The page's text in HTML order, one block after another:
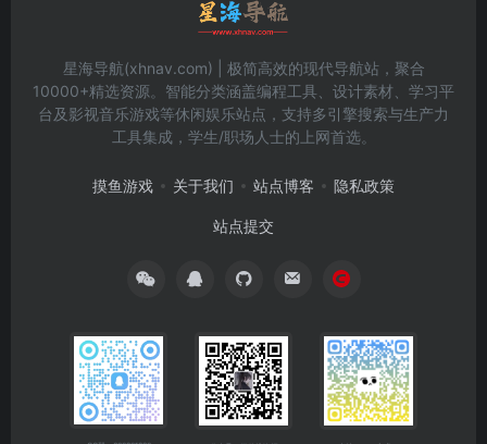
星海导航(xhnav.com) | 极简高效的现代导航站，聚合
10000+精选资源。智能分类涵盖编程工具、设计素材、学习平
台及影视音乐游戏等休闲娱乐站点，支持多引擎搜索与生产力
工具集成，学生/职场人士的上网首选。
摸鱼游戏 关于我们 站点博客 隐私政策
站点提交